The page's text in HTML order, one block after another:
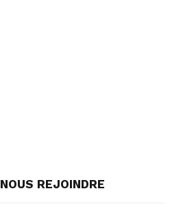
NOUS REJOINDRE